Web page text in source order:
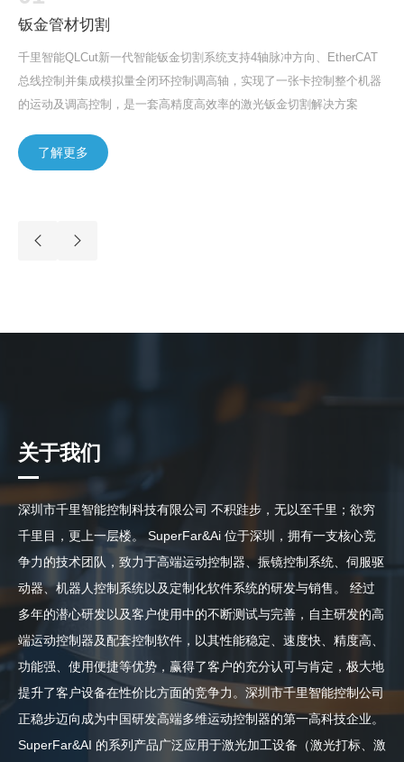
钣金管材切割
千里智能QLCut新一代智能钣金切割系统支持4轴脉冲方向、EtherCAT
总线控制并集成模拟量全闭环控制调高轴，实现了一张卡控制整个机器
的运动及调高控制，是一套高精度高效率的激光钣金切割解决方案
了解更多
了解更多
了解更多
了解更多
了解更多
了解更多
了解更多
关于我们
深圳市千里智能控制科技有限公司 不积跬步，无以至千里；欲穷
千里目，更上一层楼。 SuperFar&Ai 位于深圳，拥有一支核心竞
争力的技术团队，致力于高端运动控制器、振镜控制系统、伺服驱
动器、机器人控制系统以及定制化软件系统的研发与销售。 经过
多年的潜心研发以及客户使用中的不断测试与完善，自主研发的高
端运动控制器及配套控制软件，以其性能稳定、速度快、精度高、
功能强、使用便捷等优势，赢得了客户的充分认可与肯定，极大地
提升了客户设备在性价比方面的竞争力。深圳市千里智能控制公司
正稳步迈向成为中国研发高端多维运动控制器的第一高科技企业。
SuperFar&AI 的系列产品广泛应用于激光加工设备（激光打标、激